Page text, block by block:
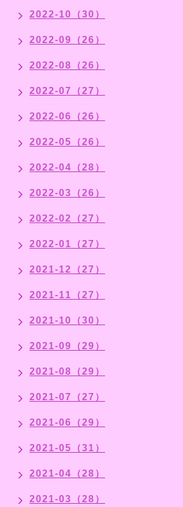
2022-10（30）
2022-09（26）
2022-08（26）
2022-07（27）
2022-06（26）
2022-05（26）
2022-04（28）
2022-03（26）
2022-02（27）
2022-01（27）
2021-12（27）
2021-11（27）
2021-10（30）
2021-09（29）
2021-08（29）
2021-07（27）
2021-06（29）
2021-05（31）
2021-04（28）
2021-03（28）